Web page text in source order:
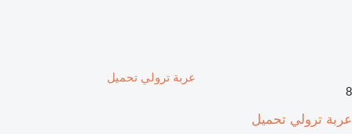
عربة ترولي تحميل
8
عربة ترولي تحميل